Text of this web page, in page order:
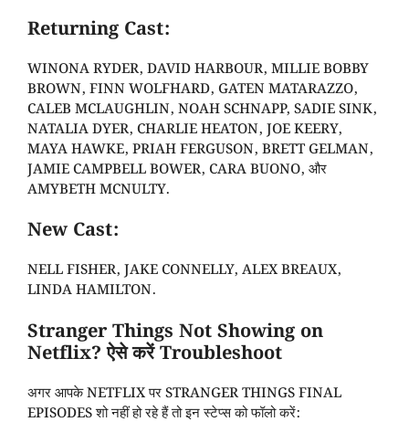
Returning Cast:
WINONA RYDER, DAVID HARBOUR, MILLIE BOBBY
BROWN, FINN WOLFHARD, GATEN MATARAZZO,
CALEB MCLAUGHLIN, NOAH SCHNAPP, SADIE SINK,
NATALIA DYER, CHARLIE HEATON, JOE KEERY,
MAYA HAWKE, PRIAH FERGUSON, BRETT GELMAN,
JAMIE CAMPBELL BOWER, CARA BUONO, और
AMYBETH MCNULTY.
New Cast:
NELL FISHER, JAKE CONNELLY, ALEX BREAUX,
LINDA HAMILTON.
Stranger Things Not Showing on
Netflix? ऐसे करें Troubleshoot
अगर आपके NETFLIX पर STRANGER THINGS FINAL
EPISODES शो नहीं हो रहे हैं तो इन स्टेप्स को फॉलो करें: